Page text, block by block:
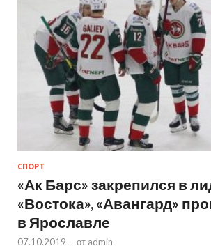
СПОРТ
«Ак Барс» закрепился в
«Востока», «Авангард»
в Ярославле
07.10.2019 - от admin